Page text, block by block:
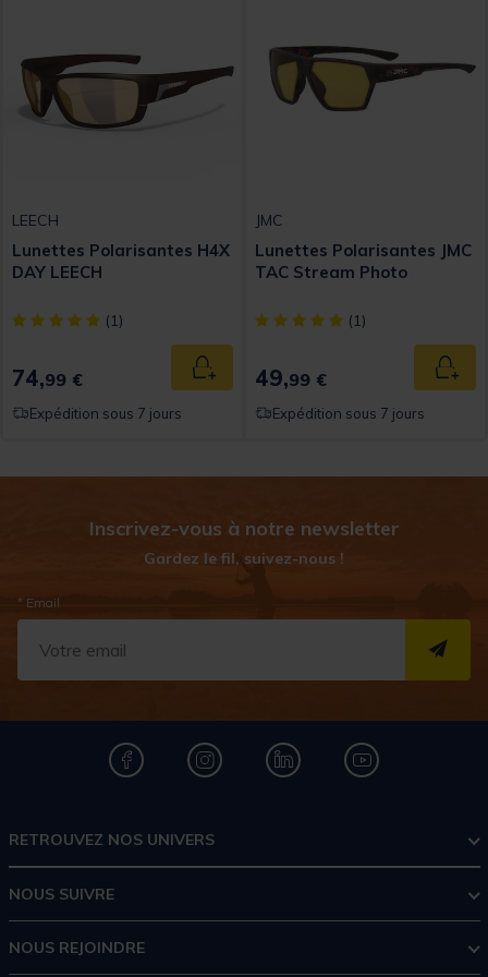
LEECH
Lunettes Polarisantes H4X
DAY LEECH
[object Object] out of 5 Customer Rating
(1)
74,99 € Ajouter au panier
Expédition sous 7 jours
JMC
Lunettes Polarisantes JMC
TAC Stream Photo
[object Object] out of 5
(1)
49,99 €
Expédition sous 7 jours
Inscrivez-vous à notre newsletter
Gardez le fil, suivez-nous !
* Email
RETROUVEZ NOS UNIVERS
NOUS SUIVRE
NOUS REJOINDRE